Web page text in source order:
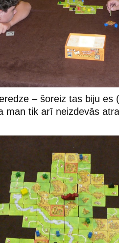
– šoreiz tas biju es
man tik arī neizdevās